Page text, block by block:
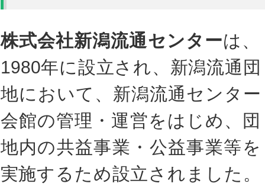
株式会社新潟流通センターは、
1980年に設立され、新潟流通団
地において、新潟流通センター
会館の管理・運営をはじめ、団
地内の共益事業・公益事業等を
実施するため設立されました。